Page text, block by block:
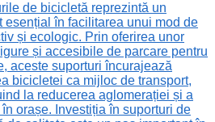
de bicicletă reprezintă un
esențial în facilitarea unui mod de
și ecologic. Prin oferirea unor
și accesibile de parcare pentru
aceste suporturi încurajează
bicicletei ca mijloc de transport,
la reducerea aglomerației și a
orașe. Investiția în suporturi de